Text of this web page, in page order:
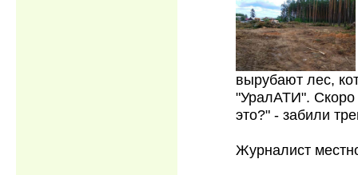
вырубают лес,
"УралАТИ". Скоро
это?" - забили
Журналист